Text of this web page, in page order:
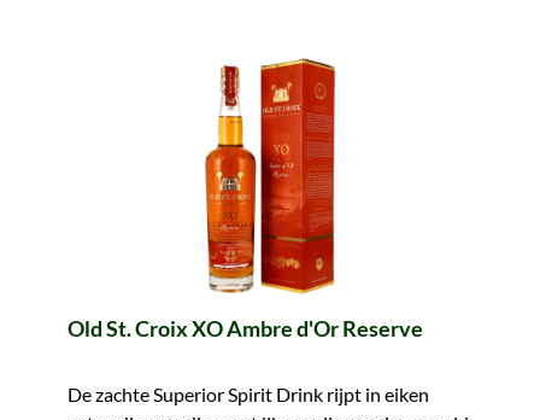
Old St. Croix XO Ambre d'Or Reserve
De zachte Superior Spirit Drink rijpt in eiken